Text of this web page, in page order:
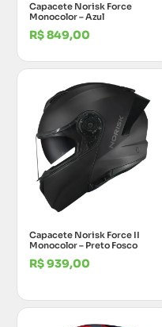
Capacete Norisk Force
Monocolor – Azul
R$849,00
Capacete Norisk Force II
Monocolor – Preto Fosco
R$939,00